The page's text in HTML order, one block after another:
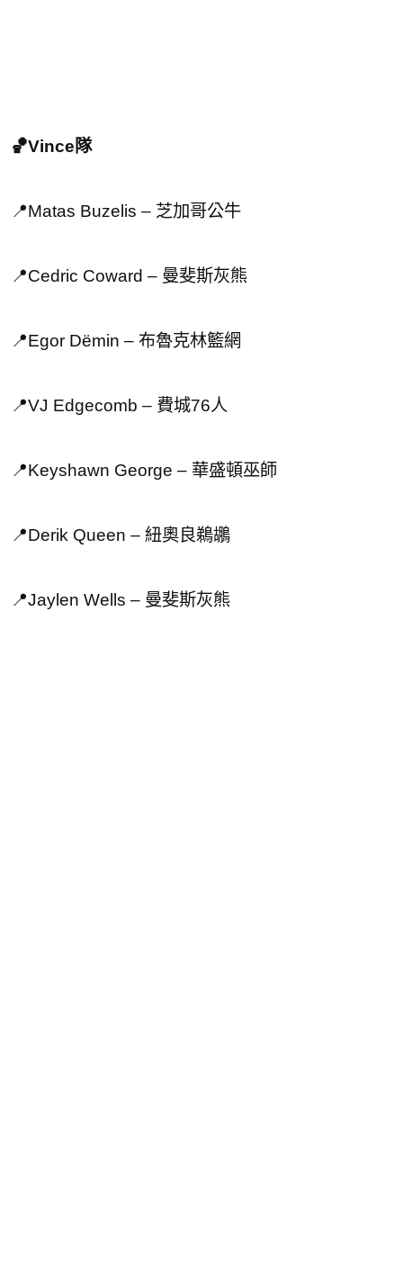
🏀Vince隊
📍Matas Buzelis – 芝加哥公牛
📍Cedric Coward – 曼斐斯灰熊
📍Egor Dëmin – 布魯克林籃網
📍VJ Edgecomb – 費城76人
📍Keyshawn George – 華盛頓巫師
📍Derik Queen – 紐奧良鵜鶘
📍Jaylen Wells – 曼斐斯灰熊